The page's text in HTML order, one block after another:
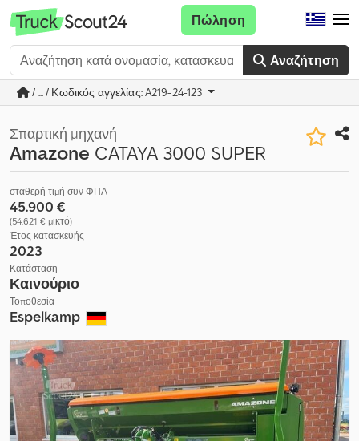
Αναζήτηση
Πώληση
/ ... / Κωδικός αγγελίας: A219-24-123
Σπαρτική μηχανή
Amazone CATAYA 3000 SUPER
σταθερή τιμή συν ΦΠΑ
45.900 €
(54.621 € μικτό)
Έτος κατασκευής
2023
Κατάσταση
Καινούριο
Τοποθεσία
Espelkamp